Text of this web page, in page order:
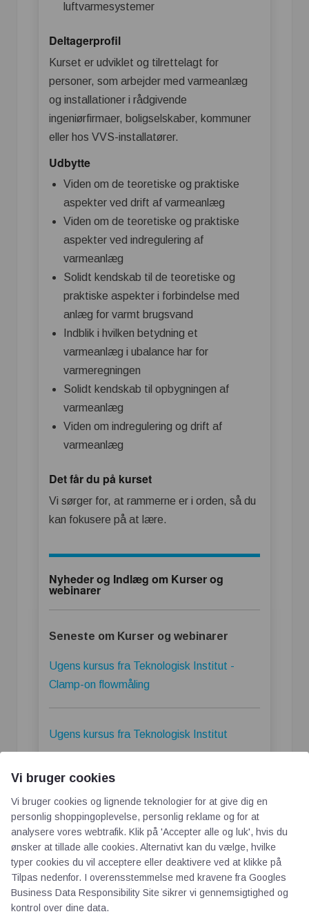
luftvarmesystemer
Deltagerprofil
Kurset er udviklet og tilrettelagt for
personer, som arbejder med varmeanlæg
og installationer i rådgivende
ingeniørfirmaer, boligselskaber, kommuner
eller hos VVS-installatører.
Udbytte
Viden om de teoretiske og praktiske
aspekter ved drift af varmeanlæg
Viden om de teoretiske og praktiske
aspekter ved indregulering af
varmeanlæg
Solidt kendskab til de teoretiske og
praktiske aspekter i forbindelse med
anlæg for varmt brugsvand
Indblik i hvilken betydning et
varmeanlæg i ubalance har for
varmeregningen
Solidt kendskab til opbygningen af
varmeanlæg
Viden om indregulering og drift af
varmeanlæg
Det får du på kurset
Vi sørger for, at rammerne er i orden, så du
kan fokusere på at lære.
Nyheder og Indlæg om Kurser og
webinarer
Seneste om Kurser og webinarer
Ugens kursus fra Teknologisk Institut -
Clamp-on flowmåling
Ugens kursus fra Teknologisk Institut
Bureau Veritas - Farligt Gods Seminar
2026
Ugens kursus fra Teknologisk Institut -
Vådrum og installationer - SBi-anvisning
252
Vi bruger cookies
Vi bruger cookies og lignende teknologier for at give dig en
personlig shoppingoplevelse, personlig reklame og for at
analysere vores webtrafik. Klik på 'Accepter alle og luk', hvis du
ønsker at tillade alle cookies. Alternativt kan du vælge, hvilke
typer cookies du vil acceptere eller deaktivere ved at klikke på
Tilpas nedenfor. I overensstemmelse med kravene fra Googles
Business Data Responsibility Site sikrer vi gennemsigtighed og
kontrol over dine data.